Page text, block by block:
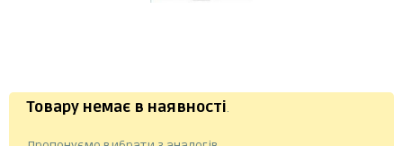
Товару немає в наявності.